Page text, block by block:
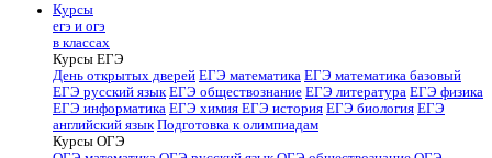
Курсы
егэ и огэ
в классах
Курсы ЕГЭ
День открытых дверей ЕГЭ математика ЕГЭ математика базовый
ЕГЭ русский язык ЕГЭ обществознание ЕГЭ литература ЕГЭ физика
ЕГЭ информатика ЕГЭ химия ЕГЭ история ЕГЭ биология ЕГЭ
английский язык Подготовка к олимпиадам
Курсы ОГЭ